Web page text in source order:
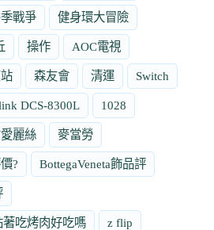
戰爭 健身環大冒險
操作 AOC電視
森友會 清運 Switch
DCS-8300L 1028
麗絲 麥當勞
? BottegaVeneta飾品評
吃烤肉好吃嗎 z flip